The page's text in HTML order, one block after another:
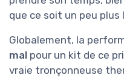
que ce soit un peu plus
Globalement, la
mal pour un kit de ce
vraie tronçonneuse